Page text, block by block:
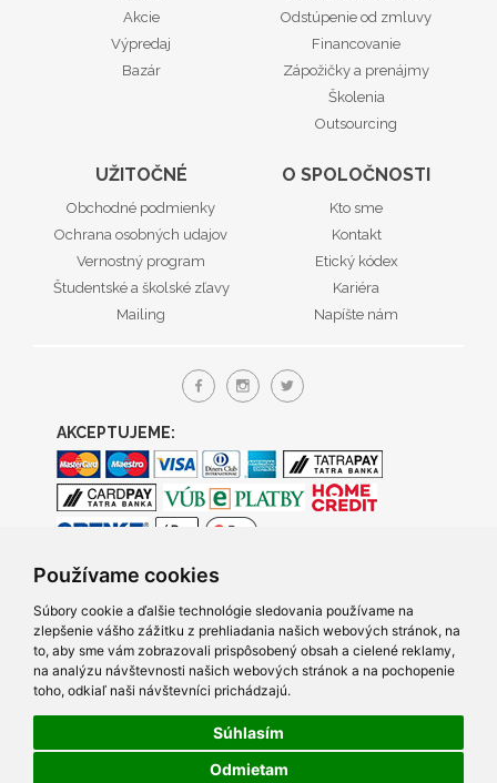
Používame cookies
Súbory cookie a ďalšie technológie sledovania používame na
zlepšenie vášho zážitku z prehliadania našich webových stránok, na
to, aby sme vám zobrazovali prispôsobený obsah a cielené reklamy,
na analýzu návštevnosti našich webových stránok a na pochopenie
toho, odkiaľ naši návštevníci prichádzajú.
Súhlasím
Odmietam
Akcie
Výpredaj
Bazár
Odstúpenie od zmluvy
Financovanie
Zápožičky a prenájmy
Školenia
Outsourcing
UŽITOČNÉ
Obchodné podmienky
Ochrana osobných udajov
Vernostný program
Študentské a školské zľavy
Mailing
O SPOLOČNOSTI
Kto sme
Kontakt
Etický kódex
Kariéra
Napíšte nám
AKCEPTUJEME:
© 2005- 2026 TRACO Computers s.r.o., Všetky práva vyhradené.